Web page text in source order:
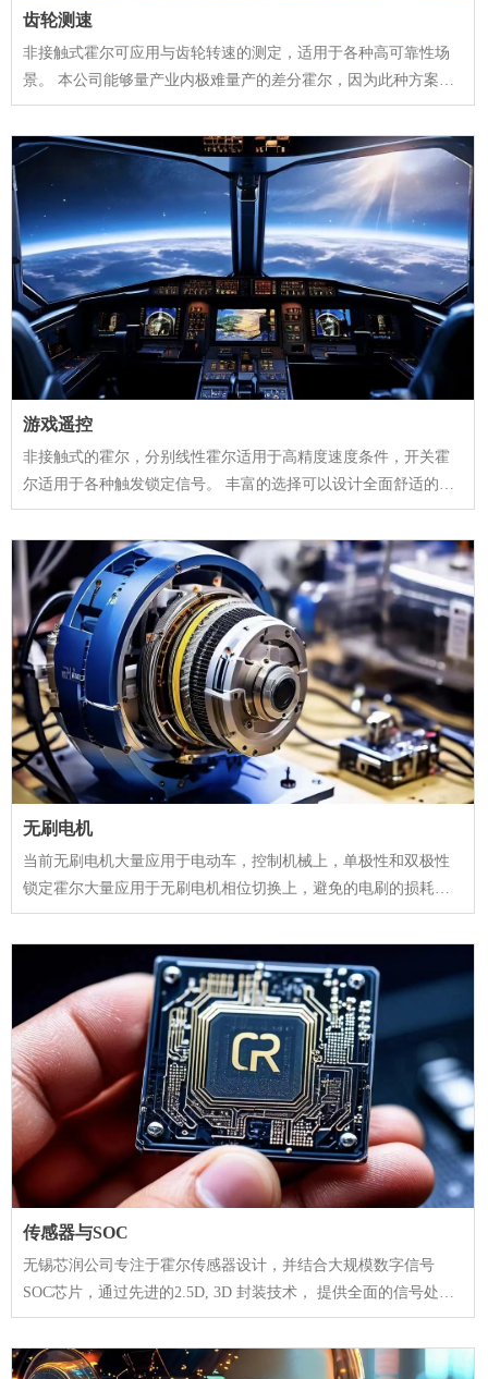
齿轮测速
非接触式霍尔可应用与齿轮转速的测定，适用于各种高可靠性场
景。 本公司能够量产业内极难量产的差分霍尔，因为此种方案超
高的可靠性，被高端客户应用于高铁等高可靠性场所。
游戏遥控
非接触式的霍尔，分别线性霍尔适用于高精度速度条件，开关霍
尔适用于各种触发锁定信号。 丰富的选择可以设计全面舒适的控
制体验。
无刷电机
当前无刷电机大量应用于电动车，控制机械上，单极性和双极性
锁定霍尔大量应用于无刷电机相位切换上，避免的电刷的损耗并
保持高可靠性。
传感器与SOC
无锡芯润公司专注于霍尔传感器设计，并结合大规模数字信号
SOC芯片，通过先进的2.5D, 3D 封装技术， 提供全面的信号处理
SOC 方案。